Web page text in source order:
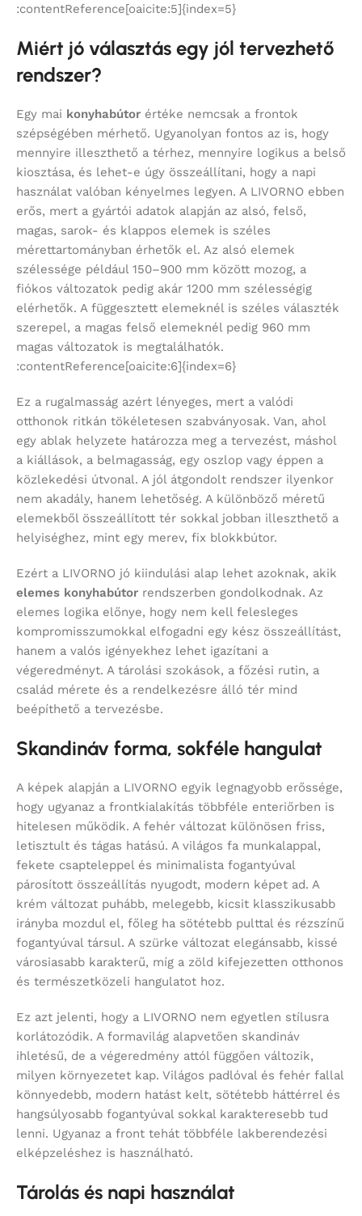
:contentReference[oaicite:5]{index=5}
Miért jó választás egy jól tervezhető
rendszer?
Egy mai konyhabútor értéke nemcsak a frontok
szépségében mérhető. Ugyanolyan fontos az is, hogy
mennyire illeszthető a térhez, mennyire logikus a belső
kiosztása, és lehet-e úgy összeállítani, hogy a napi
használat valóban kényelmes legyen. A LIVORNO ebben
erős, mert a gyártói adatok alapján az alsó, felső,
magas, sarok- és klappos elemek is széles
mérettartományban érhetők el. Az alsó elemek
szélessége például 150–900 mm között mozog, a
fiókos változatok pedig akár 1200 mm szélességig
elérhetők. A függesztett elemeknél is széles választék
szerepel, a magas felső elemeknél pedig 960 mm
magas változatok is megtalálhatók.
:contentReference[oaicite:6]{index=6}
Ez a rugalmasság azért lényeges, mert a valódi
otthonok ritkán tökéletesen szabványosak. Van, ahol
egy ablak helyzete határozza meg a tervezést, máshol
a kiállások, a belmagasság, egy oszlop vagy éppen a
közlekedési útvonal. A jól átgondolt rendszer ilyenkor
nem akadály, hanem lehetőség. A különböző méretű
elemekből összeállított tér sokkal jobban illeszthető a
helyiséghez, mint egy merev, fix blokkbútor.
Ezért a LIVORNO jó kiindulási alap lehet azoknak, akik
elemes konyhabútor rendszerben gondolkodnak. Az
elemes logika előnye, hogy nem kell felesleges
kompromisszumokkal elfogadni egy kész összeállítást,
hanem a valós igényekhez lehet igazítani a
végeredményt. A tárolási szokások, a főzési rutin, a
család mérete és a rendelkezésre álló tér mind
beépíthető a tervezésbe.
Skandináv forma, sokféle hangulat
A képek alapján a LIVORNO egyik legnagyobb erőssége,
hogy ugyanaz a frontkialakítás többféle enteriőrben is
hitelesen működik. A fehér változat különösen friss,
letisztult és tágas hatású. A világos fa munkalappal,
fekete csapteleppel és minimalista fogantyúval
párosított összeállítás nyugodt, modern képet ad. A
krém változat puhább, melegebb, kicsit klasszikusabb
irányba mozdul el, főleg ha sötétebb pulttal és rézszínű
fogantyúval társul. A szürke változat elegánsabb, kissé
városiasabb karakterű, míg a zöld kifejezetten otthonos
és természetközeli hangulatot hoz.
Ez azt jelenti, hogy a LIVORNO nem egyetlen stílusra
korlátozódik. A formavilág alapvetően skandináv
ihletésű, de a végeredmény attól függően változik,
milyen környezetet kap. Világos padlóval és fehér fallal
könnyedebb, modern hatást kelt, sötétebb háttérrel és
hangsúlyosabb fogantyúval sokkal karakteresebb tud
lenni. Ugyanaz a front tehát többféle lakberendezési
elképzeléshez is használható.
Tárolás és napi használat